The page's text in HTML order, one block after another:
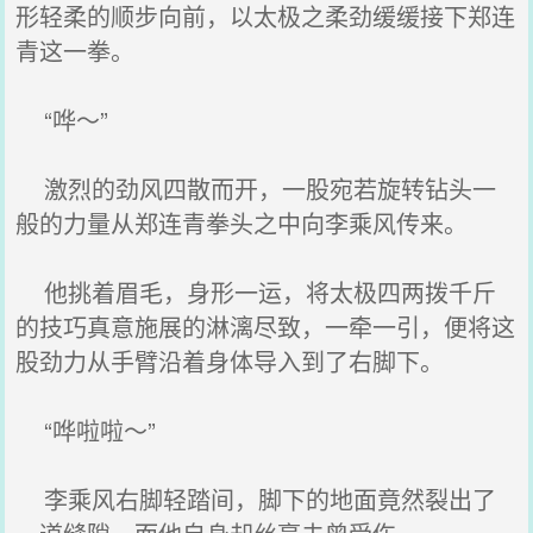
形轻柔的顺步向前，以太极之柔劲缓缓接下郑连
青这一拳。
“哗～”
激烈的劲风四散而开，一股宛若旋转钻头一
般的力量从郑连青拳头之中向李乘风传来。
他挑着眉毛，身形一运，将太极四两拨千斤
的技巧真意施展的淋漓尽致，一牵一引，便将这
股劲力从手臂沿着身体导入到了右脚下。
“哗啦啦～”
李乘风右脚轻踏间，脚下的地面竟然裂出了